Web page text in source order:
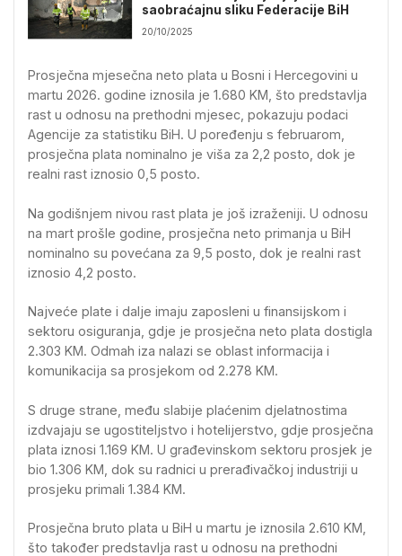
saobraćajnu sliku Federacije BiH
20/10/2025
Prosječna mjesečna neto plata u Bosni i Hercegovini u
martu 2026. godine iznosila je 1.680 KM, što predstavlja
rast u odnosu na prethodni mjesec, pokazuju podaci
Agencije za statistiku BiH. U poređenju s februarom,
prosječna plata nominalno je viša za 2,2 posto, dok je
realni rast iznosio 0,5 posto.
Na godišnjem nivou rast plata je još izraženiji. U odnosu
na mart prošle godine, prosječna neto primanja u BiH
nominalno su povećana za 9,5 posto, dok je realni rast
iznosio 4,2 posto.
Najveće plate i dalje imaju zaposleni u finansijskom i
sektoru osiguranja, gdje je prosječna neto plata dostigla
2.303 KM. Odmah iza nalazi se oblast informacija i
komunikacija sa prosjekom od 2.278 KM.
S druge strane, među slabije plaćenim djelatnostima
izdvajaju se ugostiteljstvo i hotelijerstvo, gdje prosječna
plata iznosi 1.169 KM. U građevinskom sektoru prosjek je
bio 1.306 KM, dok su radnici u prerađivačkoj industriji u
prosjeku primali 1.384 KM.
Prosječna bruto plata u BiH u martu je iznosila 2.610 KM,
što također predstavlja rast u odnosu na prethodni